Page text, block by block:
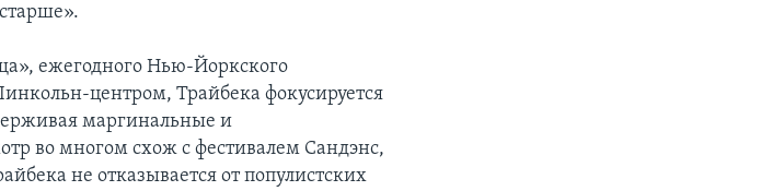
ежегодного Нью-Йоркского
центром, Трайбека фокусируется
маргинальные и
во многом схож с фестивалем Сандэнс,
не отказывается от популистских